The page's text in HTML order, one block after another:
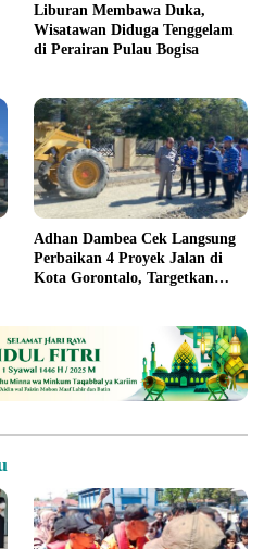
Liburan Membawa Duka,
Wisatawan Diduga Tenggelam
di Perairan Pulau Bogisa
Adhan Dambea Cek Langsung
Perbaikan 4 Proyek Jalan di
Kota Gorontalo, Targetkan